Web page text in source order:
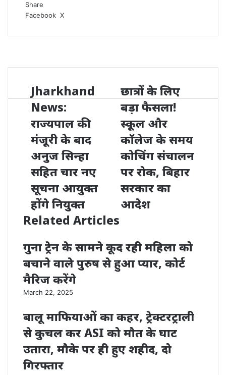
Share
Facebook X
Email
Jharkhand
News:
राज्यपाल की
मंजूरी के बाद
अनुज सिन्हा
सहित चार नए
सूचना आयुक्त
होंगे नियुक्त
छात्रों के लिए
बड़ा फैसला!
स्कूल और
कॉलेज के समय
कोचिंग संचालन
पर रोक, बिहार
सरकार का
आदेश
Related Articles
गुना ट्रेन के सामने कूद रही महिला को
बचाने वाले पुरुष से हुआ प्यार, कोर्ट
मैरिज करेंगे
March 22, 2025
बालू माफियाओं का कहर, ट्रेक्टरट्राली
से कुचल कर ASI को मौत के घाट
उतारा, मौके पर ही हुए शहीद, दो
गिरफ्तार